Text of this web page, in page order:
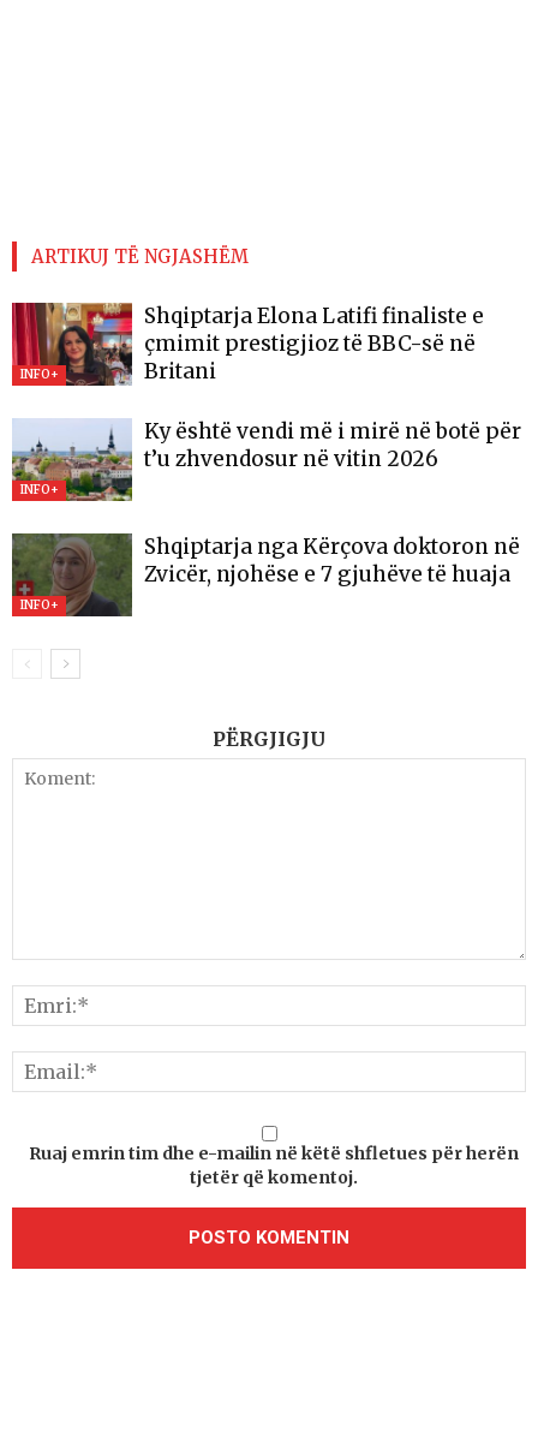
ARTIKUJ TË NGJASHËM
INFO+
Shqiptarja Elona Latifi finaliste e
çmimit prestigjioz të BBC-së në
Britani
INFO+
Ky është vendi më i mirë në botë për
t’u zhvendosur në vitin 2026
INFO+
Shqiptarja nga Kërçova doktoron në
Zvicër, njohëse e 7 gjuhëve të huaja
PËRGJIGJU
Ruaj emrin tim dhe e-mailin në këtë shfletues për herën
tjetër që komentoj.